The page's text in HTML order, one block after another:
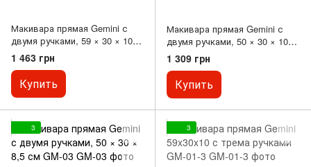
Макивара прямая Gemini с
двумя ручками, 59 × 30 × 10
см GM-01-2
1 463 грн
Купить
Макивара прямая Gemini с
двумя ручками, 50 × 30 × 10
см GM-02-2
1 309 грн
Купить
3 3